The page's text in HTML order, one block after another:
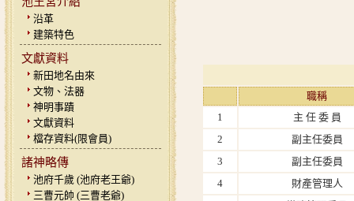
沿革
建築特色
文獻資料
新田地名由來
文物、法器
神明事蹟
文獻資料
檔存資料(限會員)
諸神略傳
池府千歲 (池府老王爺)
三曹元帥 (三曹老爺)
職稱
1
主 任 委 員
2
副主任委員
3
副主任委員
4
財產管理人